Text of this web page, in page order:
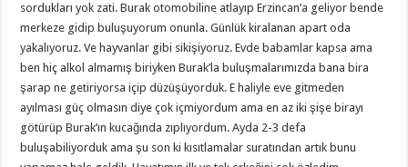
sordukları yok zati. Burak otomobiline atlayıp Erzincan’a geliyor bende
merkeze gidip buluşuyorum onunla. Günlük kiralanan apart oda
yakalıyoruz. Ve hayvanlar gibi sikişiyoruz. Evde babamlar kapsa ama
ben hiç alkol almamış biriyken Burak’la buluşmalarımızda bana bira
şarap ne getiriyorsa içip düzüşüyorduk. E haliyle eve gitmeden
ayılması güç olmasın diye çok içmiyordum ama en az iki şişe birayı
götürüp Burak’ın kucağında zıplıyordum. Ayda 2-3 defa
buluşabiliyorduk ama şu son ki kısıtlamalar suratından artık bunu